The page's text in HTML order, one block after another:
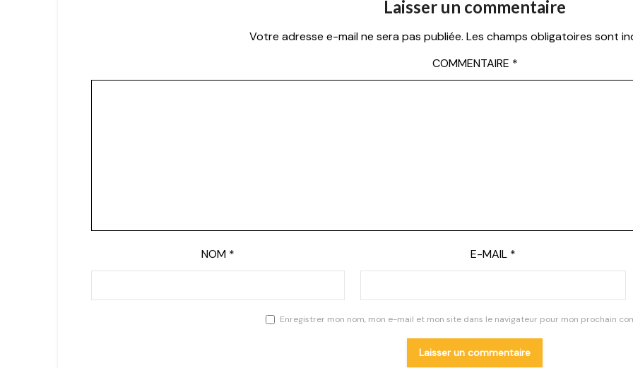
Laisser un commentaire
Votre adresse e-mail ne sera pas publiée. Les champs obligatoires sont
COMMENTAIRE *
NOM * E-MAIL *
Enregistrer mon nom, mon e-mail et mon site dans le navigateur pour mon prochain